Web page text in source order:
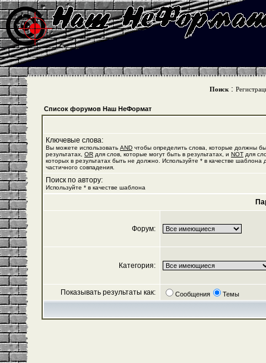
Поиск :
Список форумов Наш НеФормат
Ключевые слова:
Вы можете использовать AND чтобы определить слова, которые должны
результатах, OR для слов, которые могут быть в результатах, и NOT для
которых в результатах быть не должно. Используйте * в качестве шаблона
частичного совпадения.
Поиск по автору:
Используйте * в качестве шаблона
Форум:
Категория:
Показывать результаты как: Сообщения Темы